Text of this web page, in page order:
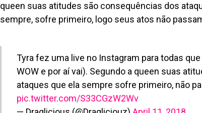
queen suas atitudes são consequências dos
sempre, sofre primeiro, logo seus atos não
Tyra fez uma live no Instagram para todas que
WOW e por aí vai). Segundo a queen suas
ataques que ela sempre sofre primeiro, não
pic.twitter.com/S33CGzW2Wv